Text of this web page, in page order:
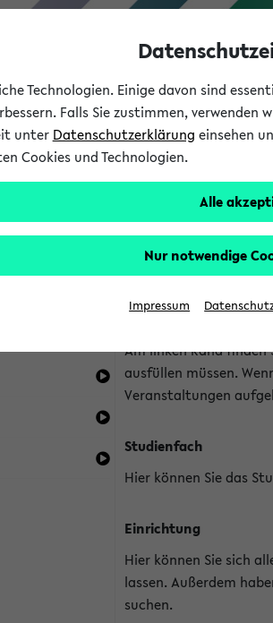
Studium
im eKVV
Hinweise zur
Sie können das
die für Sie interessant
Am linken Rand finden
ausfüllen müssen.
Veranstaltungen
Studienfach
Hier können Sie das
Einrichtung
Hier können Sie sich
lassen. Außerdem
suchen.
Technologien. Einige davon sind
Falls Sie zustimmen,
unter Datenschutzerklärung einsehen
Cookies und Technologien.
Alle
Nur notwendige
Impressum